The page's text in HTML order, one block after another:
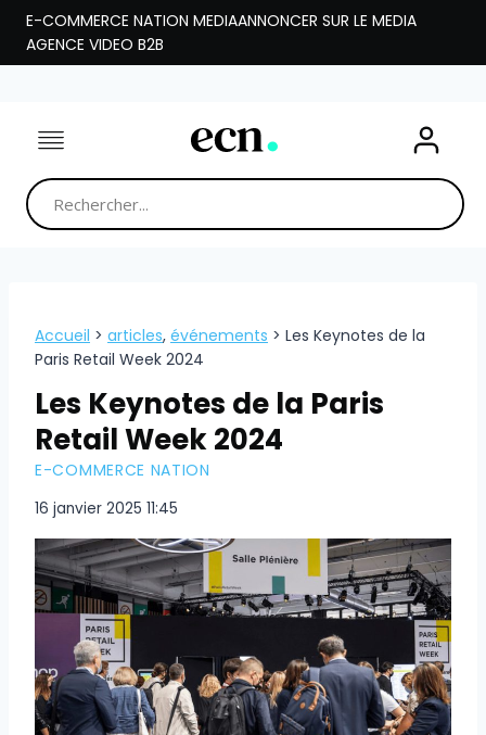
Aller
contenu
E-COMMERCE NATION MEDIAANNONCER SUR LE MEDIA
AGENCE VIDEO B2B
Accueil > articles, événements > Les Keynotes de la
Paris Retail Week 2024
Les Keynotes de la Paris
Retail Week 2024
E-COMMERCE NATION
16 janvier 2025 11:45